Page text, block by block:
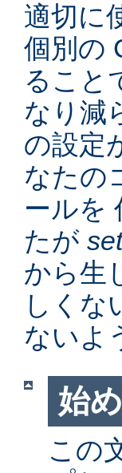
適切に
個別の
ること
なり減
の設定
なたの
ールを
たが
から生
しくな
ないよ
始
この